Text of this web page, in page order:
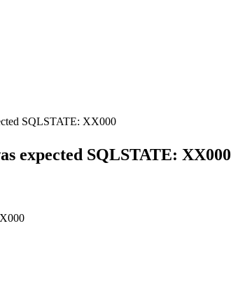
SQLSTATE: XX000
expected SQLSTATE: XX000